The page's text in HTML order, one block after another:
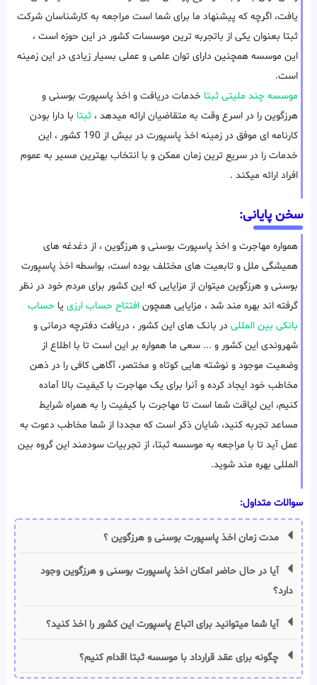
یافت، اگرچه که پیشنهاد ما برای شما است مراجعه به کارشناسان شرکت
ثبتا بعنوان یکی از باتجربه ترین موسسات کشور در این حوزه است ،
این موسسه همچنین دارای توان علمی و عملی بسیار زیادی در این زمینه
است.
موسسه چند ملیتی ثبتا خدمات دریافت و اخذ پاسپورت بوسنی و
هرزگوین را در اسرع وقت به متقاضیان ارائه میدهد ، ثبتا با دارا بودن
کارنامه ای موفق در زمینه اخذ پاسپورت در بیش از 190 کشور ، این
خدمات را در سریع ترین زمان ممکن و با انتخاب بهترین مسیر به عموم
افراد ارائه میکند .
سخن پایانی:
همواره مهاجرت و اخذ پاسپورت بوسنی و هرزگوین ، از دغدغه های
همیشگی ملل و تابعیت های مختلف بوده است، بواسطه اخذ پاسپورت
بوسنی و هرزگوین میتوان از مزایایی که این کشور برای مردم خود در نظر
گرفته اند بهره مند شد ، مزایایی همچون افتتاح حساب ارزی یا حساب
بانکی بین المللی در بانک های این کشور ، دریافت دفترچه درمانی و
شهروندی این کشور و ... سعی ما همواره بر این است تا با اطلاع از
وضعیت موجود و نوشته هایی کوتاه و مختصر، آگاهی کافی را در ذهن
مخاطب خود ایجاد کرده و آنرا برای یک مهاجرت با کیفیت بالا آماده
کنیم، این لیاقت شما است تا مهاجرت با کیفیت را به همراه شرایط
مساعد تجربه کنید، شایان ذکر است که مجددا از شما مخاطب دعوت به
عمل آید تا با مراجعه به موسسه ثبتا، از تجربیات سودمند این گروه بین
المللی بهره مند شوید.
سوالات متداول:
مدت زمان اخذ پاسپورت بوسنی و هرزگوین ؟
آیا در حال حاضر امکان اخذ پاسپورت بوسنی و هرزگوین وجود
دارد؟
آیا شما میتوانید برای اتباع پاسپورت این کشور را اخذ کنید؟
چگونه برای عقد قرارداد با موسسه ثبتا اقدام کنیم؟